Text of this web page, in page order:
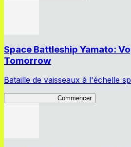
Space Battleship Yamato:
Tomorrow
Bataille de vaisseaux à l'échelle
Commencer